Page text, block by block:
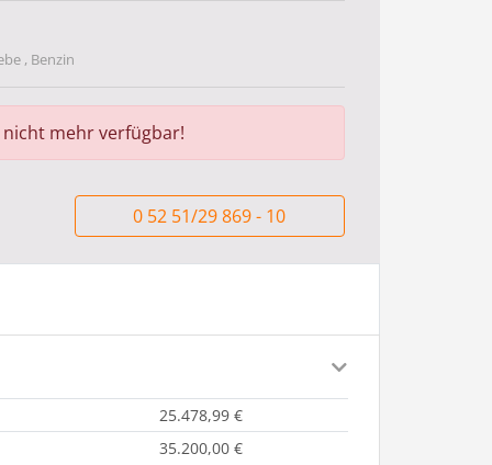
, Benzin
mehr verfügbar!
0 52 51/29 869 - 10
25.478,99 €
35.200,00 €